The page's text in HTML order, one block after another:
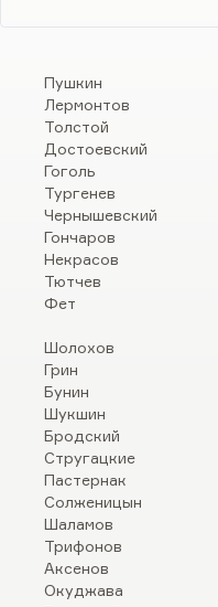
Пушкин
Лермонтов
Толстой
Достоевский
Гоголь
Тургенев
Чернышевский
Гончаров
Некрасов
Тютчев
Фет
Шолохов
Грин
Бунин
Шукшин
Бродский
Стругацкие
Пастернак
Солженицын
Шаламов
Трифонов
Аксенов
Окуджава